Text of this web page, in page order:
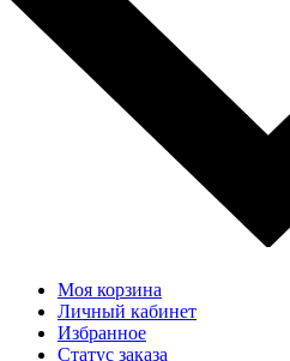
Моя корзина
Личный кабинет
Избранное
Статус заказа